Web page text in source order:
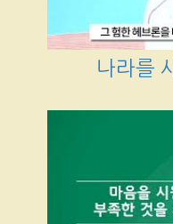
나라를